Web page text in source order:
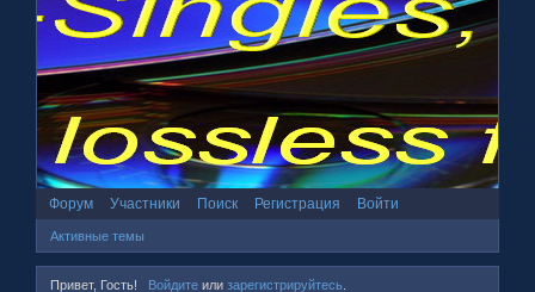
Форум Участники Поиск Регистрация Войти
Активные темы
Привет, Гость! Войдитеили зарегистрируйтесь.